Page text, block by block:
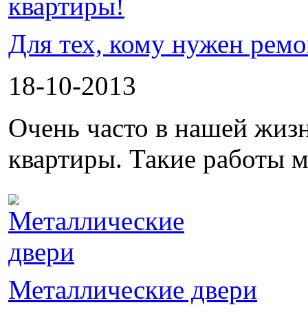
Для тех, кому нужен
18-10-2013
Очень часто в нашей
квартиры. Такие работы
Металлические двери